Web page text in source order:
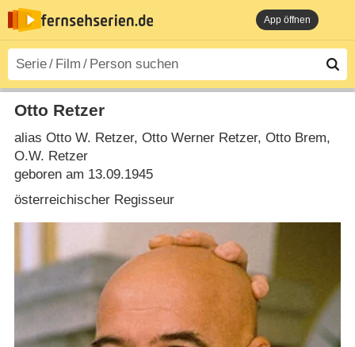
App öffnen
Otto Retzer
alias Otto W. Retzer, Otto Werner Retzer, Otto Brem,
O.W. Retzer
geboren am 13.09.1945
österreichischer Regisseur